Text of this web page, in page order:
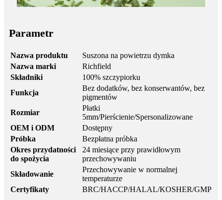
Parametr
Nazwa produktu
Suszona na powietrzu dymka
Nazwa marki
Richfield
Składniki
100% szczypiorku
Funkcja
Bez dodatków, bez konserwantów, bez
pigmentów
Rozmiar
Płatki
5mm/Pierścienie/Spersonalizowane
OEM i ODM
Dostępny
Próbka
Bezpłatna próbka
Okres przydatności
do spożycia
24 miesiące przy prawidłowym
przechowywaniu
Składowanie
Przechowywanie w normalnej
temperaturze
Certyfikaty
BRC/HACCP/HALAL/KOSHER/GMP